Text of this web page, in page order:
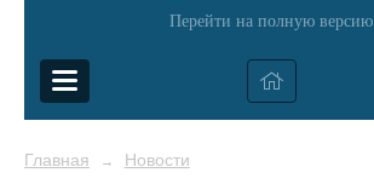
Перейти на полную версию
Главная → Новости